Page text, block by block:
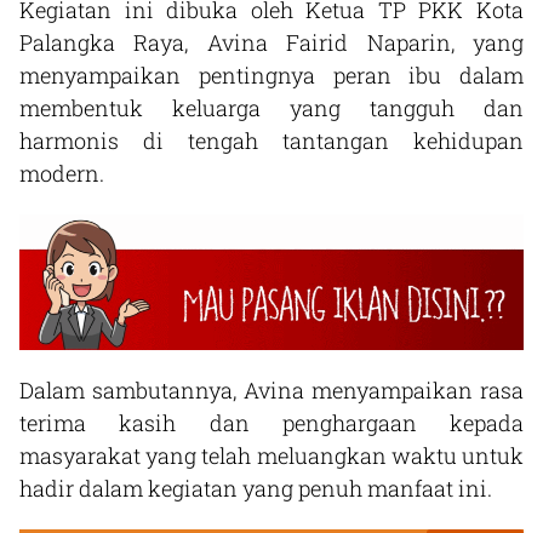
Kegiatan ini dibuka oleh Ketua TP PKK Kota
Palangka Raya, Avina Fairid Naparin, yang
menyampaikan pentingnya peran ibu dalam
membentuk keluarga yang tangguh dan
harmonis di tengah tantangan kehidupan
modern.
Dalam sambutannya, Avina menyampaikan rasa
terima kasih dan penghargaan kepada
masyarakat yang telah meluangkan waktu untuk
hadir dalam kegiatan yang penuh manfaat ini.